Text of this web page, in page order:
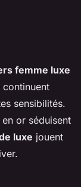
femme luxe
sensibilités.
or séduisent
luxe jouent